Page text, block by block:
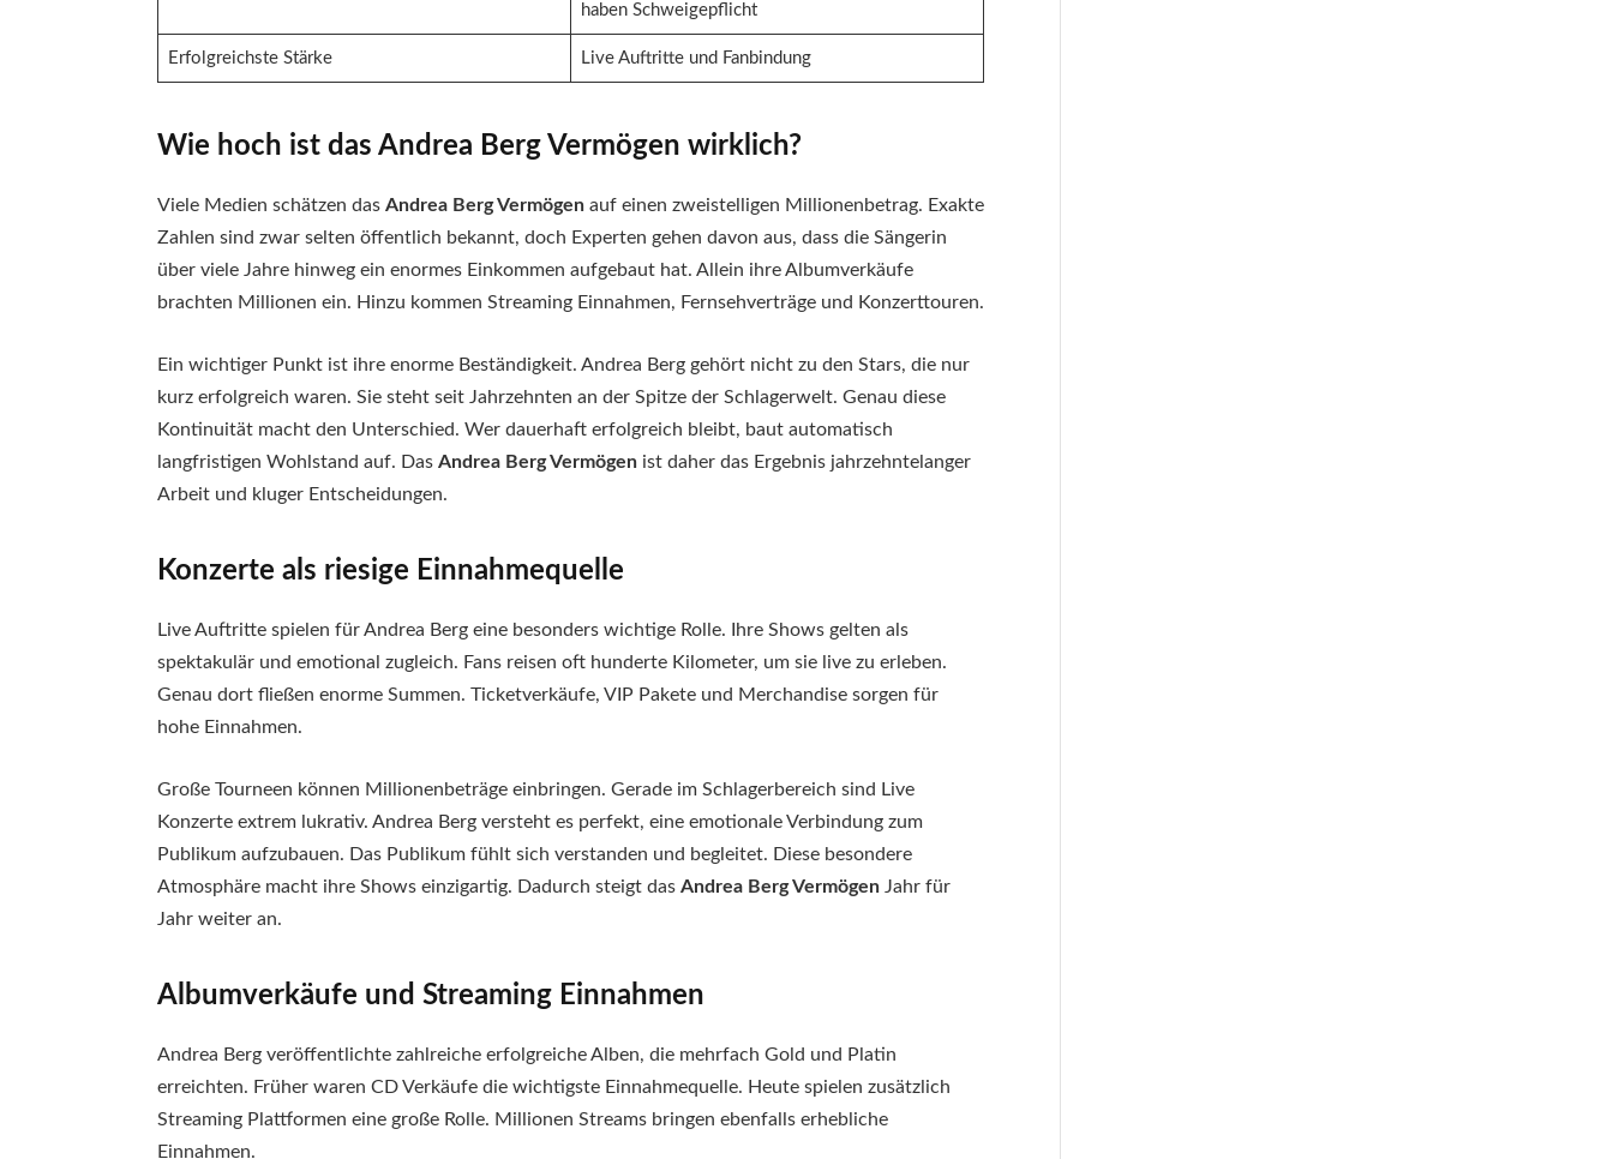
haben Schweigepflicht
Erfolgreichste Stärke Live Auftritte und Fanbindung
Wie hoch ist das Andrea Berg Vermögen wirklich?
Viele Medien schätzen dasAndrea Berg Vermögen auf einen zweistelligen Millionenbetrag. Exakte
Zahlen sind zwar selten öffentlich bekannt, doch Experten gehen davon aus, dass die Sängerin
über viele Jahre hinweg ein enormes Einkommen aufgebaut hat. Allein ihre Albumverkäufe
brachten Millionen ein. Hinzu kommen Streaming Einnahmen, Fernsehverträge und Konzerttouren.
Ein wichtiger Punkt ist ihre enorme Beständigkeit. Andrea Berg gehört nicht zu den Stars, die nur
kurz erfolgreich waren. Sie steht seit Jahrzehnten an der Spitze der Schlagerwelt. Genau diese
Kontinuität macht den Unterschied. Wer dauerhaft erfolgreich bleibt, baut automatisch
langfristigen Wohlstand auf. DasAndrea Berg Vermögen ist daher das Ergebnis jahrzehntelanger
Arbeit und kluger Entscheidungen.
Konzerte als riesige Einnahmequelle
Live Auftritte spielen für Andrea Berg eine besonders wichtige Rolle. Ihre Shows gelten als
spektakulär und emotional zugleich. Fans reisen oft hunderte Kilometer, um sie live zu erleben.
Genau dort fließen enorme Summen. Ticketverkäufe, VIP Pakete und Merchandise sorgen für
hohe Einnahmen.
Große Tourneen können Millionenbeträge einbringen. Gerade im Schlagerbereich sind Live
Konzerte extrem lukrativ. Andrea Berg versteht es perfekt, eine emotionale Verbindung zum
Publikum aufzubauen. Das Publikum fühlt sich verstanden und begleitet. Diese besondere
Atmosphäre macht ihre Shows einzigartig. Dadurch steigt dasAndrea Berg Vermögen Jahr für
Jahr weiter an.
Albumverkäufe und Streaming Einnahmen
Andrea Berg veröffentlichte zahlreiche erfolgreiche Alben, die mehrfach Gold und Platin
erreichten. Früher waren CD Verkäufe die wichtigste Einnahmequelle. Heute spielen zusätzlich
Streaming Plattformen eine große Rolle. Millionen Streams bringen ebenfalls erhebliche
Einnahmen.